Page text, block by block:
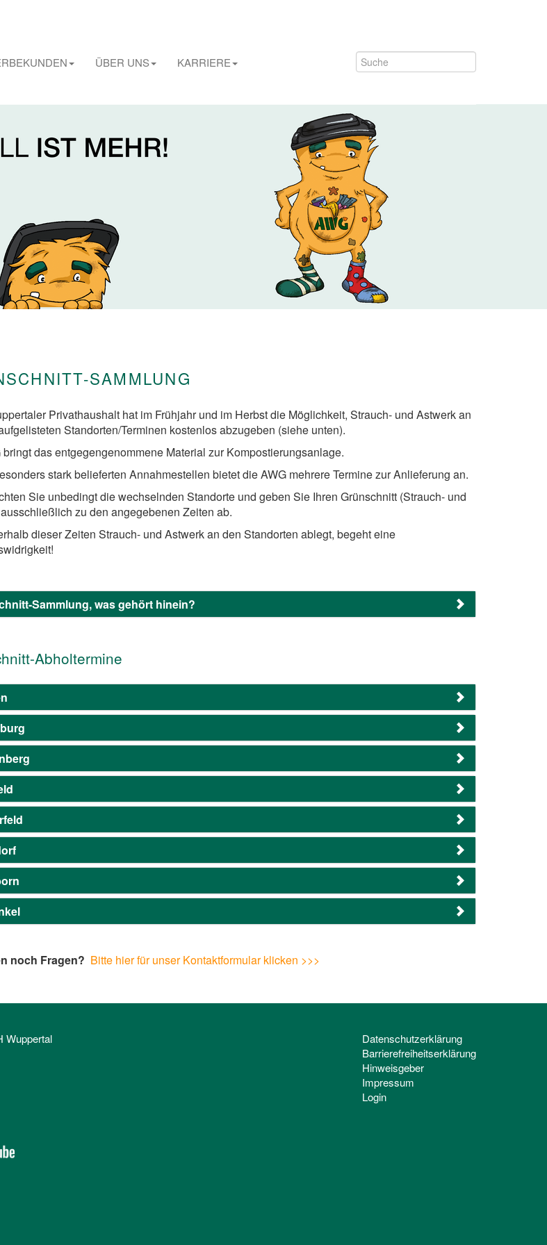
ÜBER UNS KARRIERE
SAMMLUNG
Privathaushalt hat im Frühjahr und im Herbst die Möglichkeit, Strauch- und Astwerk an
Standorten/Terminen kostenlos abzugeben (siehe unten).
bringt das entgegengenommene Material zur Kompostierungsanlage.
stark belieferten Annahmestellen bietet die AWG mehrere Termine zur Anlieferung an.
Sie unbedingt die wechselnden Standorte und geben Sie Ihren Grünschnitt (Strauch- und
zu den angegebenen Zeiten ab.
dieser Zeiten Strauch- und Astwerk an den Standorten ablegt, begeht eine
Sammlung, was gehört hinein?
Abholtermine
noch Fragen? Bitte hier für unser Kontaktformular klicken >>>
Wuppertal
Datenschutzerklärung
Barrierefreiheitserklärung
Hinweisgeber
Impressum
Login